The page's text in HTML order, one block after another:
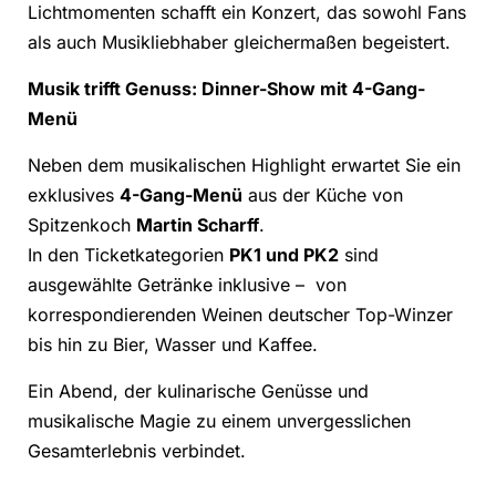
Lichtmomenten schafft ein Konzert, das sowohl Fans
als auch Musikliebhaber gleichermaßen begeistert.
Musik trifft Genuss: Dinner-Show mit 4-Gang-
Menü
Neben dem musikalischen Highlight erwartet Sie ein
exklusives 4-Gang-Menü aus der Küche von
Spitzenkoch Martin Scharff.
In den Ticketkategorien PK1 und PK2 sind
ausgewählte Getränke inklusive – von
korrespondierenden Weinen deutscher Top-Winzer
bis hin zu Bier, Wasser und Kaffee.
Ein Abend, der kulinarische Genüsse und
musikalische Magie zu einem unvergesslichen
Gesamterlebnis verbindet.